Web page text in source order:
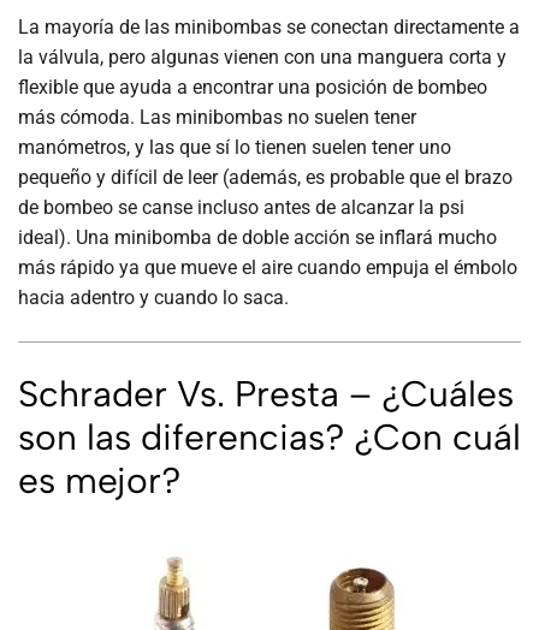
La mayoría de las minibombas se conectan directamente a
la válvula, pero algunas vienen con una manguera corta y
flexible que ayuda a encontrar una posición de bombeo
más cómoda. Las minibombas no suelen tener
manómetros, y las que sí lo tienen suelen tener uno
pequeño y difícil de leer (además, es probable que el brazo
de bombeo se canse incluso antes de alcanzar la psi
ideal). Una minibomba de doble acción se inflará mucho
más rápido ya que mueve el aire cuando empuja el émbolo
hacia adentro y cuando lo saca.
Schrader Vs. Presta – ¿Cuáles
son las diferencias? ¿Con cuál
es mejor?